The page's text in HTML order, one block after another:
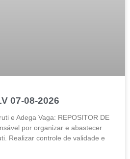
07-08-2026
e Adega Vaga: REPOSITOR DE
por organizar e abastecer
Realizar controle de validade e